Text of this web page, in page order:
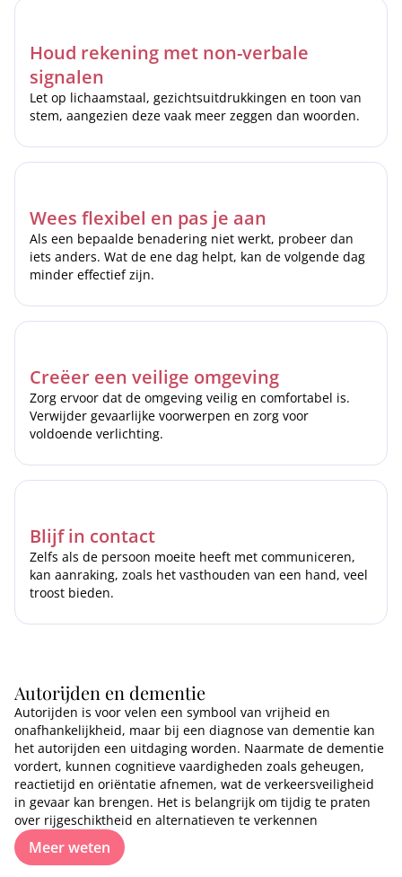
Houd rekening met non-verbale
signalen
Let op lichaamstaal, gezichtsuitdrukkingen en toon van
stem, aangezien deze vaak meer zeggen dan woorden.
Wees flexibel en pas je aan
Als een bepaalde benadering niet werkt, probeer dan
iets anders. Wat de ene dag helpt, kan de volgende dag
minder effectief zijn.
Creëer een veilige omgeving
Zorg ervoor dat de omgeving veilig en comfortabel is.
Verwijder gevaarlijke voorwerpen en zorg voor
voldoende verlichting.
Blijf in contact
Zelfs als de persoon moeite heeft met communiceren,
kan aanraking, zoals het vasthouden van een hand, veel
troost bieden.
Autorijden en dementie
Autorijden is voor velen een symbool van vrijheid en
onafhankelijkheid, maar bij een diagnose van dementie kan
het autorijden een uitdaging worden. Naarmate de dementie
vordert, kunnen cognitieve vaardigheden zoals geheugen,
reactietijd en oriëntatie afnemen, wat de verkeersveiligheid
in gevaar kan brengen. Het is belangrijk om tijdig te praten
over rijgeschiktheid en alternatieven te verkennen
Meer weten